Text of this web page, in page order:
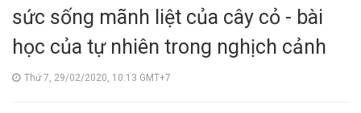
sức sống mãnh liệt của cây cỏ - bài
học của tự nhiên trong nghịch cảnh
Thứ 7, 29/02/2020, 10:13 GMT+7